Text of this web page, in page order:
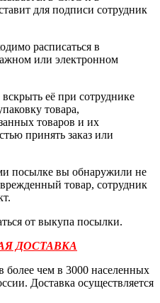
для подписи сотрудник
расписаться в
или электронном
её при сотруднике
товара,
товаров и их
принять заказ или
посылке вы обнаружили не
товар, сотрудник
от выкупа посылки.
ДОСТАВКА
более чем в 3000 населенных
Доставка осуществляется